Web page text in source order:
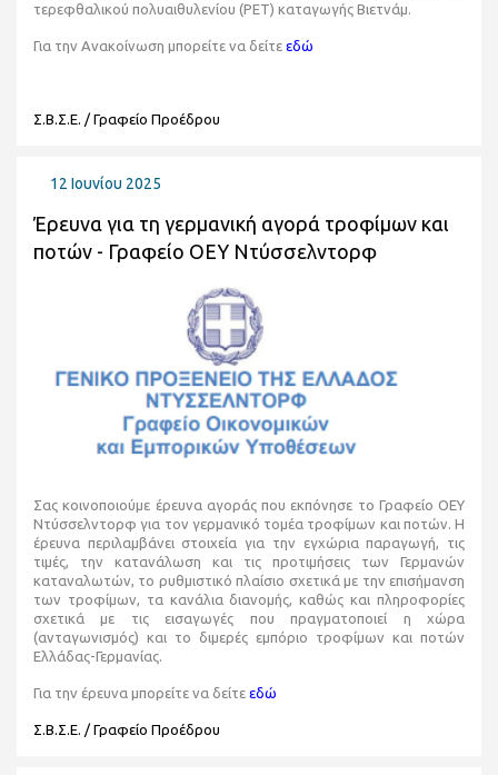
τερεφθαλικού πολυαιθυλενίου (PET) καταγωγής Βιετνάμ.
Για την Ανακοίνωση μπορείτε να δείτε εδώ
Σ.Β.Σ.Ε. / Γραφείο Προέδρου
12 Ιουνίου 2025
Έρευνα για τη γερμανική αγορά τροφίμων και
ποτών - Γραφείο ΟΕΥ Ντύσσελντορφ
Σας κοινοποιούμε έρευνα αγοράς που εκπόνησε το Γραφείο ΟΕΥ
Ντύσσελντορφ για τον γερμανικό τομέα τροφίμων και ποτών. Η
έρευνα περιλαμβάνει στοιχεία για την εγχώρια παραγωγή, τις
τιμές, την κατανάλωση και τις προτιμήσεις των Γερμανών
καταναλωτών, το ρυθμιστικό πλαίσιο σχετικά με την επισήμανση
των τροφίμων, τα κανάλια διανομής, καθώς και πληροφορίες
σχετικά με τις εισαγωγές που πραγματοποιεί η χώρα
(ανταγωνισμός) και το διμερές εμπόριο τροφίμων και ποτών
Ελλάδας-Γερμανίας.
Για την έρευνα μπορείτε να δείτε εδώ
Σ.Β.Σ.Ε. / Γραφείο Προέδρου